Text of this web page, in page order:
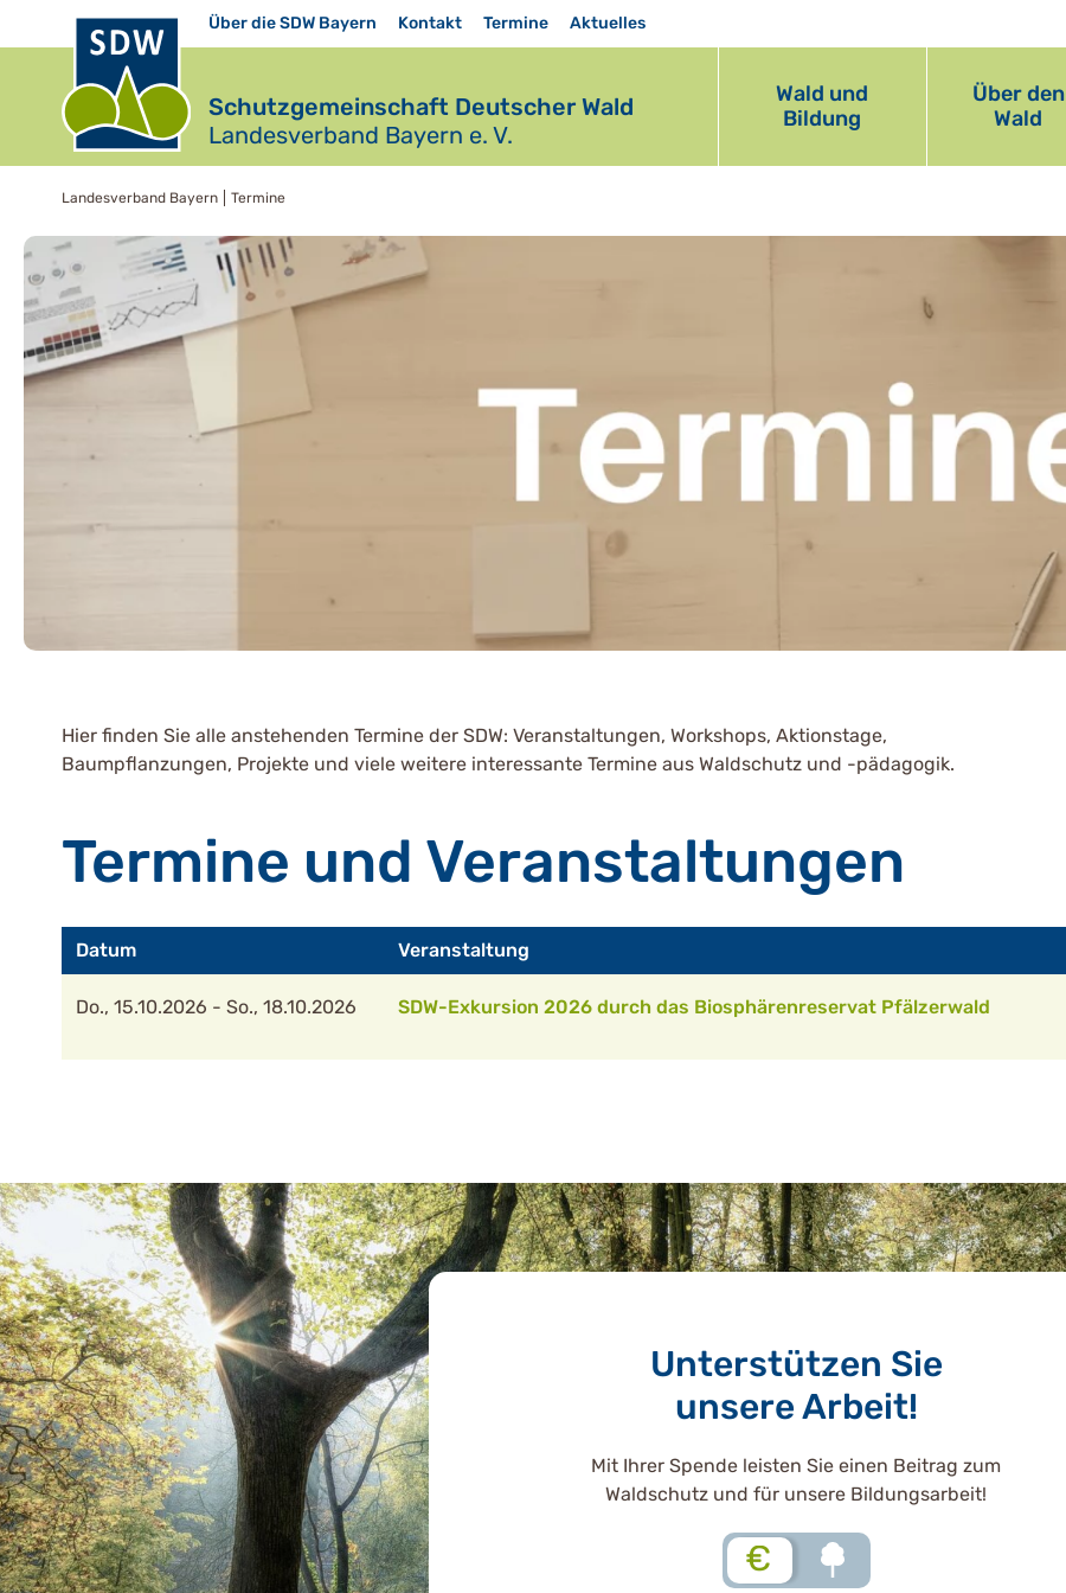
Über die SDW Bayern Kontakt Termine Aktuelles
Schutzgemeinschaft Deutscher Wald
Landesverband Bayern e. V.
Wald und
Bildung
Über den
Wald
Landesverband Bayern Termine
Hier finden Sie alle anstehenden Termine der SDW: Veranstaltungen, Workshops, Aktionstage,
Baumpflanzungen, Projekte und viele weitere interessante Termine aus Waldschutz und -pädagogik.
Termine und Veranstaltungen
Datum Veranstaltung
Do., 15.10.2026 - So., 18.10.2026 SDW-Exkursion 2026 durch das Biosphärenreservat Pfälzerwald
Unterstützen Sie
unsere Arbeit!
Mit Ihrer Spende leisten Sie einen Beitrag zum
Waldschutz und für unsere Bildungsarbeit!
€